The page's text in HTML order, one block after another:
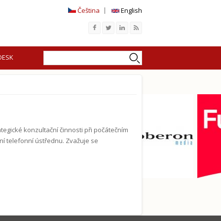
Čeština
English
konzultační činnosti při počátečním
telefonní ústřednu. Zvažuje se